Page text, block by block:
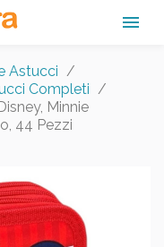

Astucci
Completi
Minnie
44 Pezzi